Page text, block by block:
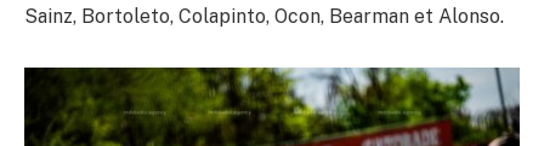
Sainz, Bortoleto, Colapinto, Ocon, Bearman et Alonso.